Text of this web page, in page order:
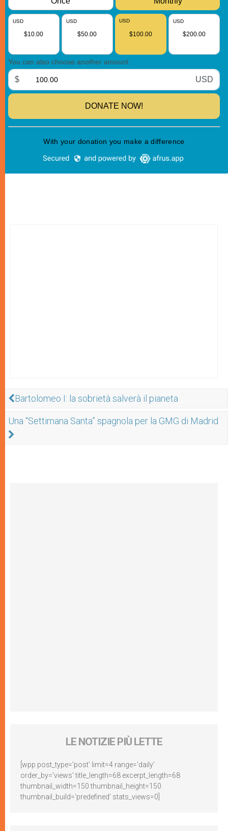
Bartolomeo I: la sobrietà salverà il pianeta
Una “Settimana Santa” spagnola per la GMG di Madrid
LE NOTIZIE PIÙ LETTE
[wpp post_type='post' limit=4 range='daily'
order_by='views' title_length=68 excerpt_length=68
thumbnail_width=150 thumbnail_height=150
thumbnail_build='predefined' stats_views=0]